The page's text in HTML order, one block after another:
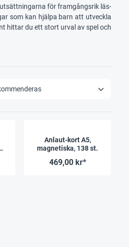
för framgångsrik läs-
som kan hjälpa barn att utveckla
hittar du ett stort urval av spel och
Anlaut-kort A5,
magnetiska, 138 st.
469,00 kr*